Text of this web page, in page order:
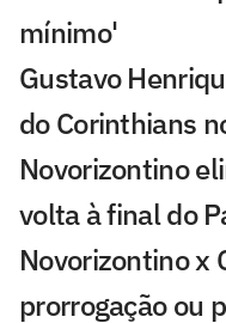
mínimo'
Gustavo
do Corinthians
Novorizontino
volta à final do
Novorizontino x
prorrogação ou